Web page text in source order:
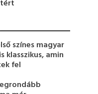
színes magyar
klasszikus, amin
fel